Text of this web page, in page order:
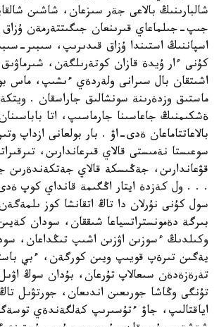
شالبارىنىڭ بالاعى جةر سىزعان، شاشىن
جىپ-جىلماعاي قىرىنعان جىگىتتةرمةن
اسپاننىڭ استىندا ۇزاق قىدىرىپ، سىبىر-
كۇنى ءار ۇيدة قازان كوتةرىلگةن،
اشىتقان بال سىرانى ولةردةي ءىشىپ، ماس
ماستىق وزدةرىنة سونشالىق جاراسقان .
ةشكىمنىڭ جاعاسىنا جارماسىپ، اتا
بالاعاتتاماعان ةدى-اۋ . بار بولعانى ازداپ
سوعىستا نةمىستى قالاي قىرعاندارىن،
قۋعاندارىن، جةڭىسكة قالاي جةتكةندةرىن
. . . ول كةزدة ايتار اڭگىمة قانداي كوپ
سول كۇنى نۇرلان دا تاڭ اتقانشا كوز
بىرگة دةمونستراتسياعا شىققان، سودان
وكىلدىڭ ءسوزىن اۋزىن اشىپ تىڭداعان،
يةگىن تىرةپ قويىپ ويىن كورگةن، ءبي
تةرةزةدةن سىعالاپ تۇرعان، بۇدان سوڭ
تۇنگى وڭاشا جورىعىن اندىعان، جورتۋىل
اياقتالىپ، جاۋ ءتۇسىرىپ كةلگةندةي